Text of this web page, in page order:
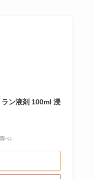
ン液剤 100ml 浸
べ）